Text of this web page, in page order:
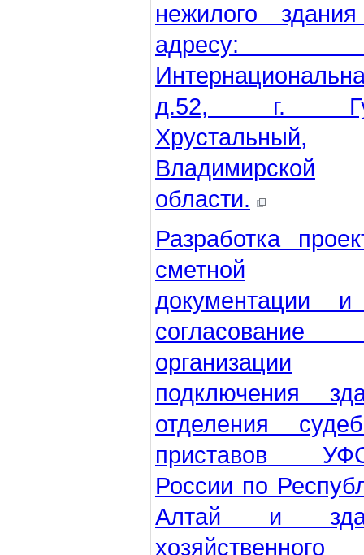
нежилого
адресу:
д.52, г.
Хрустальный,
Владимирской
области.
Разработка
сметной
документации
организации
подключения
отделения
приставов
России по
Алтай и
хозяйственного